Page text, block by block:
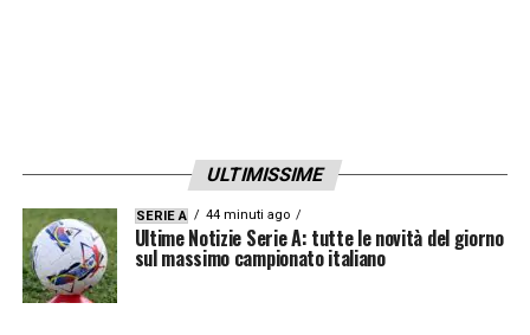
ULTIMISSIME
SERIE A 44 minuti ago
Ultime Notizie Serie A: tutte le novità del giorno
sul massimo campionato italiano